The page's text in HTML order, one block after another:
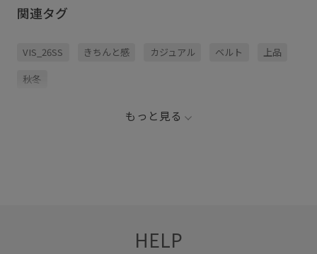
関連タグ
VIS_26SS きちんと感 カジュアル ベルト 上品
秋冬
もっと見る
HELP